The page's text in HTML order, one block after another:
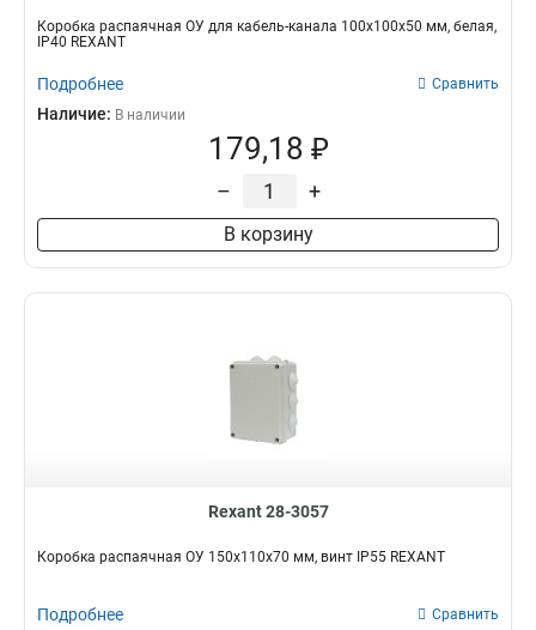
Коробка распаячная ОУ для кабель-канала 100х100х50 мм, белая,
IP40 REXANT
Подробнее Сравнить
Наличие: В наличии
179,18 ₽
– +
В корзину
Rexant 28-3057
Коробка распаячная ОУ 150x110x70 мм, винт IP55 REXANT
Подробнее Сравнить